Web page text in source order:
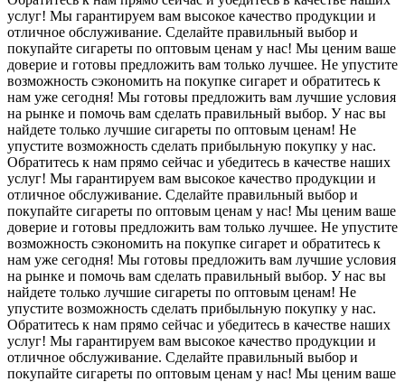
услуг! Мы гарантируем вам высокое качество продукции и
отличное обслуживание. Сделайте правильный выбор и
покупайте сигареты по оптовым ценам у нас! Мы ценим ваше
доверие и готовы предложить вам только лучшее. Не упустите
возможность сэкономить на покупке сигарет и обратитесь к
нам уже сегодня! Мы готовы предложить вам лучшие условия
на рынке и помочь вам сделать правильный выбор. У нас вы
найдете только лучшие сигареты по оптовым ценам! Не
упустите возможность сделать прибыльную покупку у нас.
Обратитесь к нам прямо сейчас и убедитесь в качестве наших
услуг! Мы гарантируем вам высокое качество продукции и
отличное обслуживание. Сделайте правильный выбор и
покупайте сигареты по оптовым ценам у нас! Мы ценим ваше
доверие и готовы предложить вам только лучшее. Не упустите
возможность сэкономить на покупке сигарет и обратитесь к
нам уже сегодня! Мы готовы предложить вам лучшие условия
на рынке и помочь вам сделать правильный выбор. У нас вы
найдете только лучшие сигареты по оптовым ценам! Не
упустите возможность сделать прибыльную покупку у нас.
Обратитесь к нам прямо сейчас и убедитесь в качестве наших
услуг! Мы гарантируем вам высокое качество продукции и
отличное обслуживание. Сделайте правильный выбор и
покупайте сигареты по оптовым ценам у нас! Мы ценим ваше